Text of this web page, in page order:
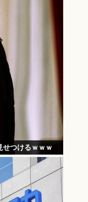
せつけるｗｗｗ